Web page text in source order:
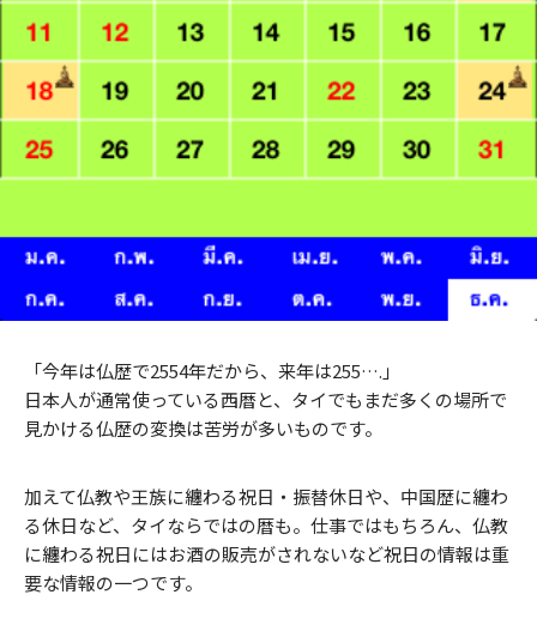
「今年は仏歴で2554年だから、来年は255….」
日本人が通常使っている西暦と、タイでもまだ多くの場所で
見かける仏歴の変換は苦労が多いものです。
加えて仏教や王族に纏わる祝日・振替休日や、中国歴に纏わ
る休日など、タイならではの暦も。仕事ではもちろん、仏教
に纏わる祝日にはお酒の販売がされないなど祝日の情報は重
要な情報の一つです。